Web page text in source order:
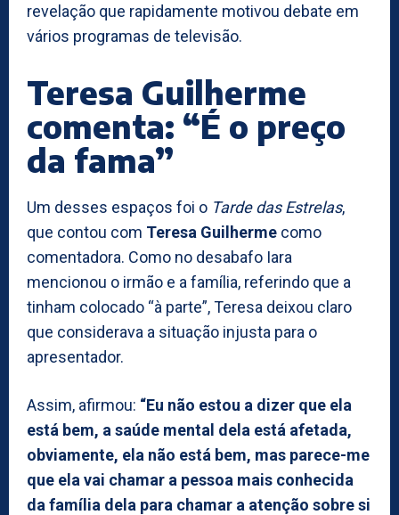
revelação que rapidamente motivou debate em
vários programas de televisão.
Teresa Guilherme
comenta: “É o preço
da fama”
Um desses espaços foi o Tarde das Estrelas,
que contou com Teresa Guilherme como
comentadora. Como no desabafo Iara
mencionou o irmão e a família, referindo que a
tinham colocado “à parte”, Teresa deixou claro
que considerava a situação injusta para o
apresentador.
Assim, afirmou: “Eu não estou a dizer que ela
está bem, a saúde mental dela está afetada,
obviamente, ela não está bem, mas parece-me
que ela vai chamar a pessoa mais conhecida
da família dela para chamar a atenção sobre si